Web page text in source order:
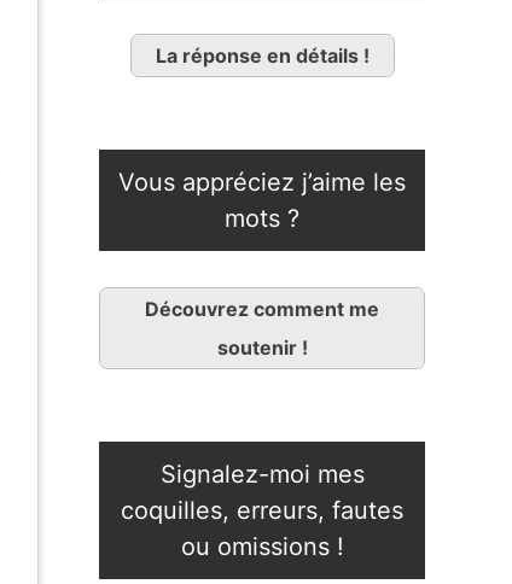
La réponse en détails !
Vous appréciez j’aime les
mots ?
Découvrez comment me
soutenir !
Signalez-moi mes
coquilles, erreurs, fautes
ou omissions !